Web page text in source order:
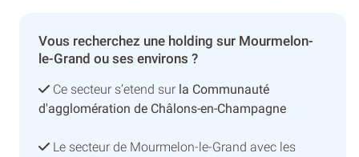
Vous recherchez une holding sur Mourmelon-
le-Grand ou ses environs ?
Ce secteur s’etend sur la Communauté
d'agglomération de Châlons-en-Champagne
Le secteur de Mourmelon-le-Grand avec les